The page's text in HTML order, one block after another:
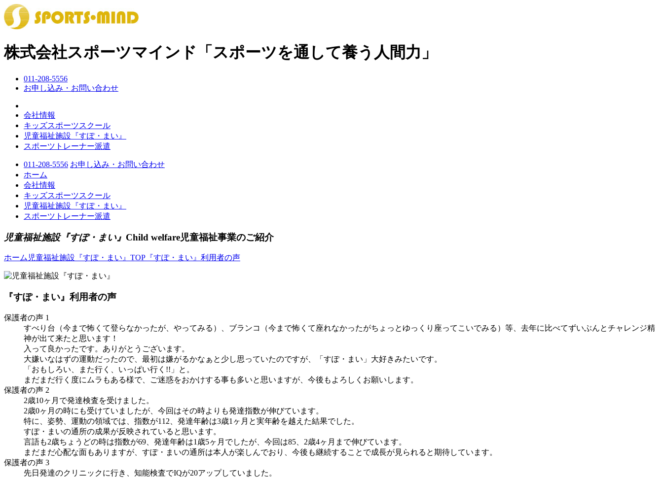
株式会社スポーツマインド 「スポーツを通して養う人間力」
011-208-5556
お申し込み・お問い合わせ
会社情報
キッズスポーツスクール
児童福祉施設『すぽ・まい』
スポーツトレーナー派遣
011-208-5556 お申し込み・お問い合わせ
ホーム
会社情報
キッズスポーツスクール
児童福祉施設『すぽ・まい』
スポーツトレーナー派遣
児童福祉施設『すぽ・まい』 Child welfare児童福祉事業のご紹介
ホーム 児童福祉施設『すぽ・まい』TOP 『すぽ・まい』利用者の声
『すぽ・まい』利用者の声
保護者の声 1
すべり台（今まで怖くて登らなかったが、やってみる）、ブランコ（今まで怖くて座れなかったがちょっとゆっくり座ってこいでみる）等、去年に比べてずいぶんとチャレンジ精
神が出て来たと思います！
入って良かったです。ありがとうございます。
大嫌いなはずの運動だったので、最初は嫌がるかなぁと少し思っていたのですが、「すぽ・まい」大好きみたいです。
「おもしろい、また行く、いっぱい行く!!」と。
まだまだ行く度にムラもある様で、ご迷惑をおかけする事も多いと思いますが、今後もよろしくお願いします。
保護者の声 2
2歳10ヶ月で発達検査を受けました。
2歳0ヶ月の時にも受けていましたが、今回はその時よりも発達指数が伸びています。
特に、姿勢、運動の領域では、指数が112、発達年齢は3歳1ヶ月と実年齢を越えた結果でした。
すぽ・まいの通所の成果が反映されていると思います。
言語も2歳ちょうどの時は指数が69、発達年齢は1歳5ヶ月でしたが、今回は85、2歳4ヶ月まで伸びています。
まだまだ心配な面もありますが、すぽ・まいの通所は本人が楽しんでおり、今後も継続することで成長が見られると期待しています。
保護者の声 3
先日発達のクリニックに行き、知能検査でIQが20アップしていました。